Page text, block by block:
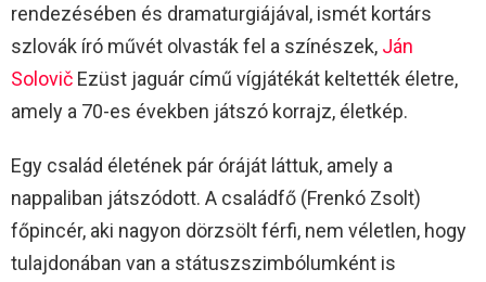
rendezésében és dramaturgiájával, ismét kortárs
szlovák író művét olvasták fel a színészek, Ján
Solovič Ezüst jaguár című vígjátékát keltették életre,
amely a 70-es években játszó korrajz, életkép.
Egy család életének pár óráját láttuk, amely a
nappaliban játszódott. A családfő (Frenkó Zsolt)
főpincér, aki nagyon dörzsölt férfi, nem véletlen, hogy
tulajdonában van a státuszszimbólumként is